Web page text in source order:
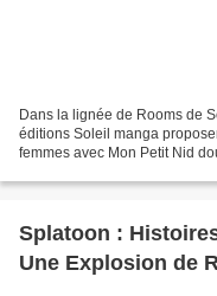
Dans la lignée de Rooms de
éditions Soleil manga
femmes avec Mon Petit Nid
Splatoon :
Une Explosion de